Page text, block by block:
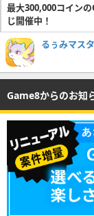
最大300,000コイン
じ開催中！
るぅみマス
Game8からのお知